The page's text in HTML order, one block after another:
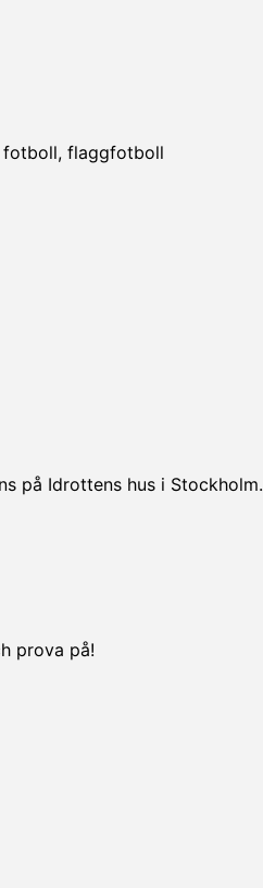
fotboll, flaggfotboll
på Idrottens hus i Stockholm.
prova på!